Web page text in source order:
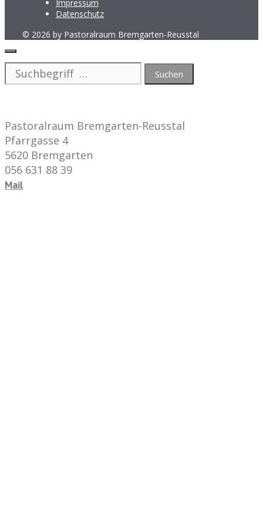
Impressum
Datenschutz
© 2026 by Pastoralraum Bremgarten-Reusstal
Suche
nach:
Pastoralraum Bremgarten-Reusstal
Pfarrgasse 4
5620 Bremgarten
056 631 88 39
Mail